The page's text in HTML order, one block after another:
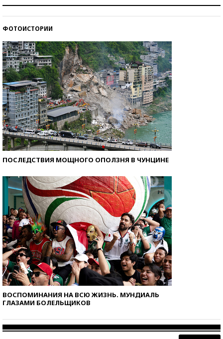
ФОТОИСТОРИИ
ПОСЛЕДСТВИЯ МОЩНОГО ОПОЛЗНЯ В ЧУНЦИНЕ
ВОСПОМИНАНИЯ НА ВСЮ ЖИЗНЬ. МУНДИАЛЬ
ГЛАЗАМИ БОЛЕЛЬЩИКОВ